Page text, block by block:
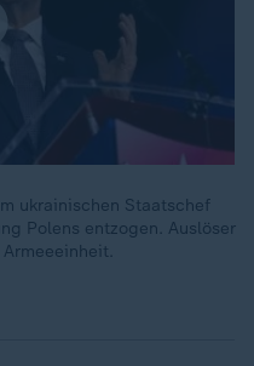
ukrainischen Staatschef
Polens entzogen. Auslöser